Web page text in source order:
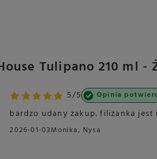
Tulipano 210 ml -
5/5 Opinia
bardzo udany zakup. filiżanka
2026-01-03Monika, Nysa